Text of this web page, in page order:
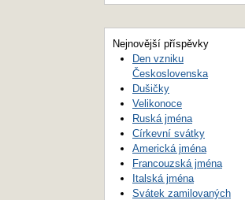
Nejnovější příspěvky
Den vzniku
Československa
Dušičky
Velikonoce
Ruská jména
Církevní svátky
Americká jména
Francouzská jména
Italská jména
Svátek zamilovaných